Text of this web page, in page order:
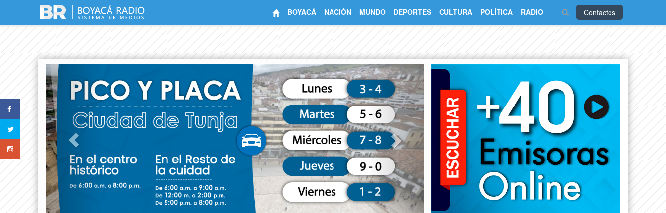
Contactos
BOYACÁ NACIÓN MUNDO DEPORTES CULTURA POLÍTICA RADIO
Next